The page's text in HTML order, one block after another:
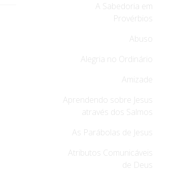
A Sabedoria em
Provérbios
Abuso
Alegria no Ordinário
Amizade
Aprendendo sobre Jesus
através dos Salmos
As Parábolas de Jesus
Atributos Comunicáveis
de Deus